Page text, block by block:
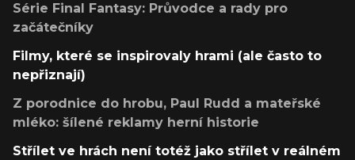
Série Final Fantasy: Průvodce a rady pro
začátečníky
Filmy, které se inspirovaly hrami (ale často to
nepřiznají)
Z porodnice do hrobu, Paul Rudd a mateřské
mléko: šílené reklamy herní historie
Střílet ve hrách není totéž jako střílet v reálném